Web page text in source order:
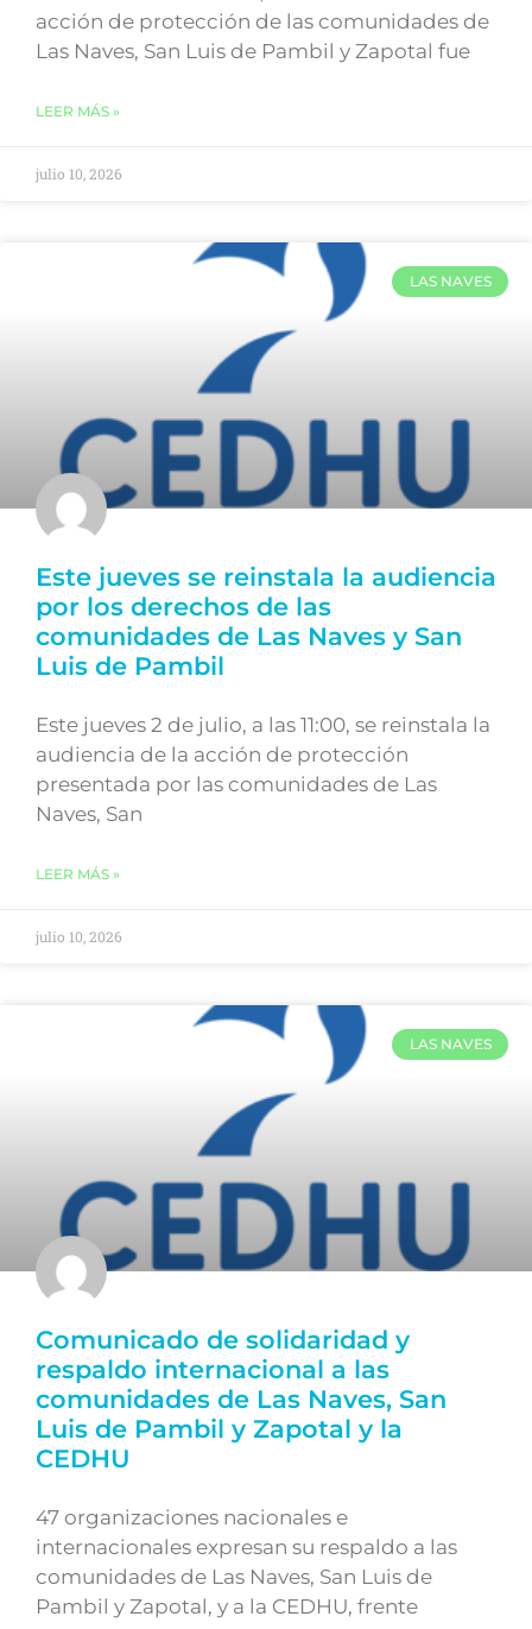
acción de protección de las comunidades de
Las Naves, San Luis de Pambil y Zapotal fue
LEER MÁS »
julio 10, 2026
LAS NAVES
Este jueves se reinstala la audiencia
por los derechos de las
comunidades de Las Naves y San
Luis de Pambil
Este jueves 2 de julio, a las 11:00, se reinstala la
audiencia de la acción de protección
presentada por las comunidades de Las
Naves, San
LEER MÁS »
julio 10, 2026
LAS NAVES
Comunicado de solidaridad y
respaldo internacional a las
comunidades de Las Naves, San
Luis de Pambil y Zapotal y la
CEDHU
47 organizaciones nacionales e
internacionales expresan su respaldo a las
comunidades de Las Naves, San Luis de
Pambil y Zapotal, y a la CEDHU, frente